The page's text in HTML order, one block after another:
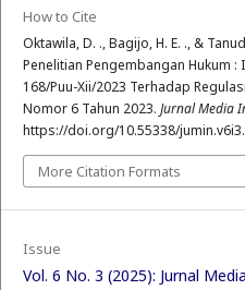
How to Cite
Oktawila, D. ., Bagijo, H. E. ., &
Penelitian Pengembangan Hukum
168/Puu-Xii/2023 Terhadap
Nomor 6 Tahun 2023. Jurnal Media
https://doi.org/10.55338/
More Citation Formats
Issue
Vol. 6 No. 3 (2025): Jurnal